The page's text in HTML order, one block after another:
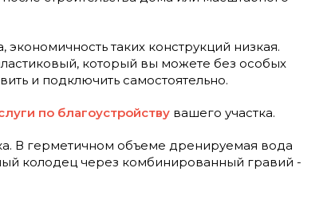
экономичность таких конструкций низкая.
который вы можете без особых
и подключить самостоятельно.
по благоустройству вашего участка.
В герметичном объеме дренируемая вода
колодец через комбинированный гравий -